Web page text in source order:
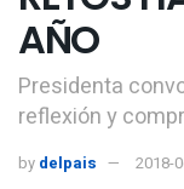
AÑO
Presidenta
reflexión y
by delpais 2018-